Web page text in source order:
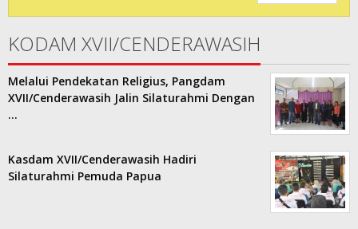
KODAM XVII/CENDERAWASIH
Melalui Pendekatan Religius, Pangdam
XVII/Cenderawasih Jalin Silaturahmi Dengan
…
Kasdam XVII/Cenderawasih Hadiri
Silaturahmi Pemuda Papua